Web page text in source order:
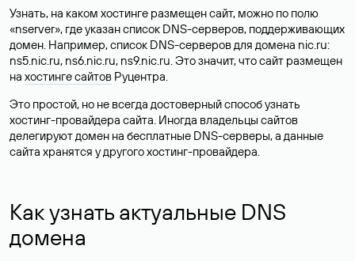
Узнать, на каком хостинге размещен сайт, можно по полю
«nserver», где указан список DNS-серверов, поддерживающих
домен. Например, список DNS-серверов для домена nic.ru:
ns5.nic.ru, ns6.nic.ru, ns9.nic.ru. Это значит, что сайт размещен
на хостинге сайтов Руцентра.
Это простой, но не всегда достоверный способ узнать
хостинг-провайдера сайта. Иногда владельцы сайтов
делегируют домен на бесплатные DNS-серверы, а данные
сайта хранятся у другого хостинг-провайдера.
Как узнать актуальные DNS
домена